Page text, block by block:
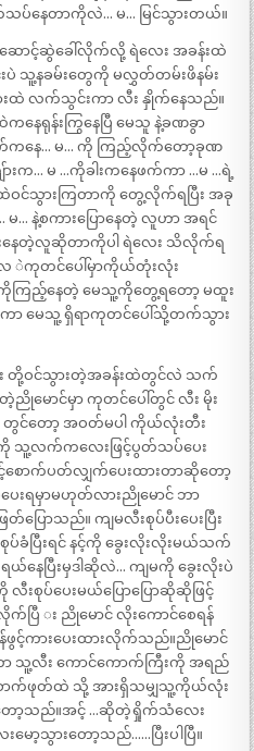
ပ်နေတာကိုလဲ… မ… မြင်သွားတယ်။
ာင့်ဆွဲခေါ်လိုက်လို့ ရဲလေး အခန်းထဲ
ပဲ သူ့နခမ်းတွေကို မလွှတ်တမ်းဖိနမ်း
ထဲ လက်သွင်းကာ လီး နှိုက်နေသည်။
ေရုန်းကြွနေပြီ မေသူ နဲ့ခဏခွာ
က်ကနေ… မ… ကို ကြည့်လိုက်တော့ခုဏ
ားက… မ …ကိုခါးကနေဖက်ကာ …မ …ရဲ့
င်သွားကြတာကို တွေ့လိုက်ရပြီး အခု
… နဲ့စကားပြောနေတဲ့ လူဟာ အရင်
းနေတဲ့လူဆိုတာကိုပါ ရဲလေး သိလိုက်ရ
ကုတင်ပေါ်မှာကိုယ်တုံးလုံး
ည့်နေတဲ့ မေသူ့ကိုတွေ့ရတော့ မထူး
တ်ကာ မေသူ့ ရှိရာကုတင်ပေါ်သို့တက်သွား
တို့ဝင်သွားတဲ့အခန်းထဲတွင်လဲ သက်
မောင်မှာ ကုတင်ပေါ်တွင် လီး မိုး
း တွင်တော့ အဝတ်မပါ ကိုယ်လုံးတီး
သူ့လက်ကလေးဖြင့်ပွတ်သပ်ပေး
စောက်ပတ်လျှက်ပေးထားတာဆိုတော့
းရမှာမဟုတ်လားညိုမောင် ဘာ
ောသည်။ ကျမလီးစုပ်ပီးပေးပြီး
ပ်ခံပြီးရင် နင့်ကို ခွေးလိုးလိုးမယ်သက်
နေပြီးမှဒါဆိုလဲ… ကျမကို ခွေးလိုးပဲ
လီးစုပ်ပေးမယ်ပြောပြောဆိုဆိုဖြင့်
ြီ း ညိုမောင် လိုးကောင်စေရန်
င့်ကားပေးထားလိုက်သည်။ညိုမောင်
သူ့လီး ကောင်ကောက်ကြီးကို အရည်
ာက်ဖုတ်ထဲ သို့ အားရှိသမျှသူ့ကိုယ်လုံး
ော့သည်။အင့် …ဆိုတဲ့ရှိုက်သံလေး
ော့သွားတော့သည်……ပြီးပါပြီ။